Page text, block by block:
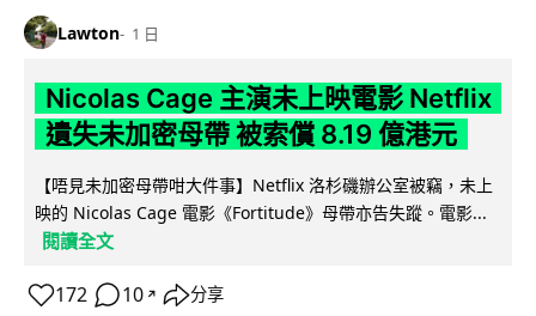
Lawton 1 日
Nicolas Cage 主演未上映電影 Netflix
遺失未加密母帶 被索償 8.19 億港元
【唔見未加密母帶咁大件事】Netflix 洛杉磯辦公室被竊，未上
映的 Nicolas Cage 電影《Fortitude》母帶亦告失蹤。電影...
閱讀全文
172 10 ↗ 分享